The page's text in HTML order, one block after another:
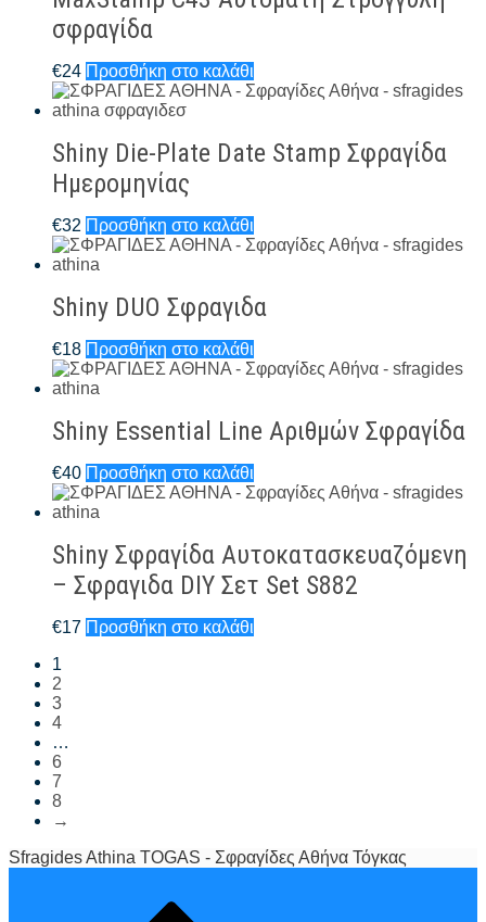
σφραγίδα
€24 Προσθήκη στο καλάθι
Shiny Die-Plate Date Stamp Σφραγίδα
Ημερομηνίας
€32 Προσθήκη στο καλάθι
Shiny DUO Σφραγιδα
€18 Προσθήκη στο καλάθι
Shiny Essential Line Αριθμών Σφραγίδα
€40 Προσθήκη στο καλάθι
Shiny Σφραγίδα Αυτοκατασκευαζόμενη
– Σφραγιδα DIY Σετ Set S882
€17 Προσθήκη στο καλάθι
1
2
3
4
…
6
7
8
→
Sfragides Athina TOGAS - Σφραγίδες Αθήνα Τόγκας